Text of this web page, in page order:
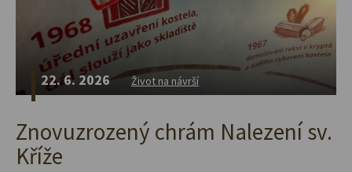
22. 6. 2026 Život na návrší
Znovuzrozený chrám Nalezení sv.
Kříže